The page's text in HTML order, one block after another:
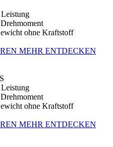
Leistung
Drehmoment
ohne Kraftstoff
MEHR ENTDECKEN
Leistung
Drehmoment
ohne Kraftstoff
MEHR ENTDECKEN